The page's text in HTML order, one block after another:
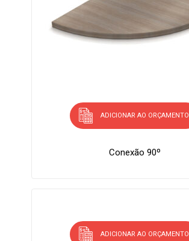
ADICIONAR AO ORÇAMENTO
Conexão 90º
ADICIONAR AO ORÇAMENTO